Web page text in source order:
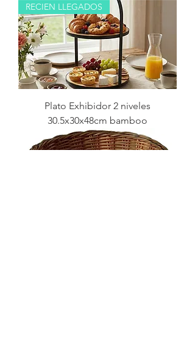
RECIEN LLEGADOS
Plato Exhibidor 2 niveles
30.5x30x48cm bamboo